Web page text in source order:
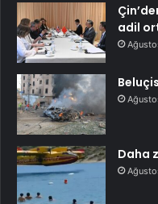
adil
Daha